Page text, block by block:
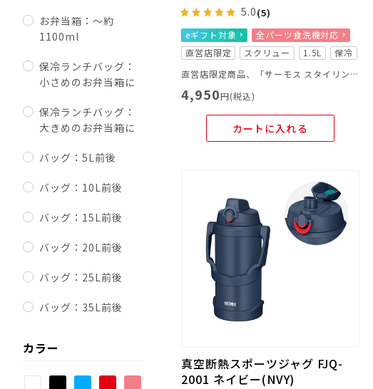
お弁当箱：～約
1100ml
保冷ランチバッグ：
小さめのお弁当箱に
保冷ランチバッグ：
大きめのお弁当箱に
バッグ：5L前後
バッグ：10L前後
バッグ：15L前後
バッグ：20L前後
バッグ：25L前後
バッグ：35L前後
カラー
5.0(5)
eギフト対象
全パーツ食洗機対応
直営店限定
スクリュー 1.5L
保冷
直営店限定商品、「サーモス スタイリングシリーズ LOGO」
4,950円(税込)
カートに入れる
真空断熱スポーツジャグ FJQ-
2001 ネイビー(NVY)